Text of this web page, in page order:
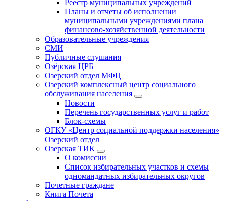
Реестр муниципальных учреждений
Планы и отчеты об исполнении
муниципальными учреждениями плана
финансово-хозяйственной деятельности
Образовательные учреждения
СМИ
Публичные слушания
Озёрская ЦРБ
Озерский отдел МФЦ
Озерский комплексный центр социального
обслуживания населения
Новости
Перечень государственных услуг и работ
Блок-схемы
ОГКУ «Центр социальной поддержки населения»
Озерский отдел
Озерская ТИК
О комиссии
Список избирательных участков и схемы
одномандатных избирательных округов
Почетные граждане
Книга Почета